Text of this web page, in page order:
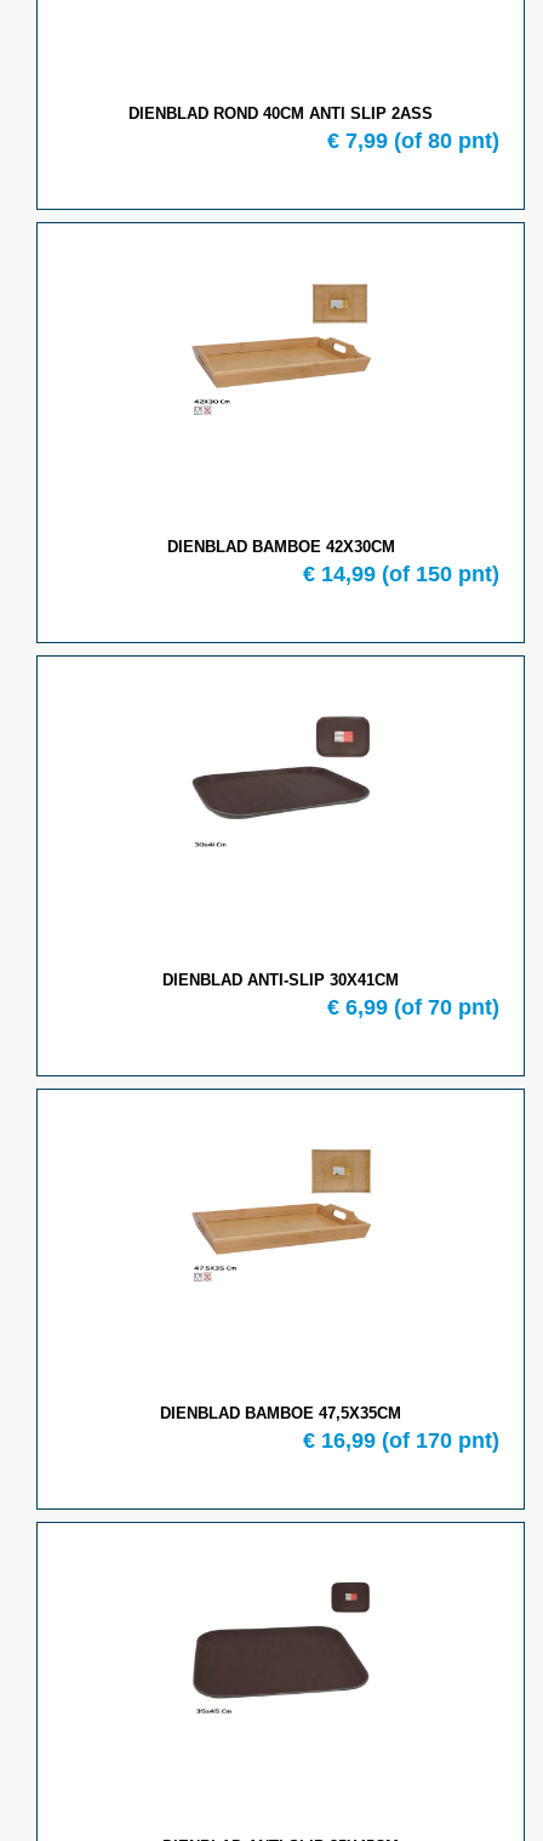
DIENBLAD ROND 40CM ANTI SLIP 2ASS
€ 7,99 (of 80 pnt)
DIENBLAD BAMBOE 42X30CM
€ 14,99 (of 150 pnt)
DIENBLAD ANTI-SLIP 30X41CM
€ 6,99 (of 70 pnt)
DIENBLAD BAMBOE 47,5X35CM
€ 16,99 (of 170 pnt)